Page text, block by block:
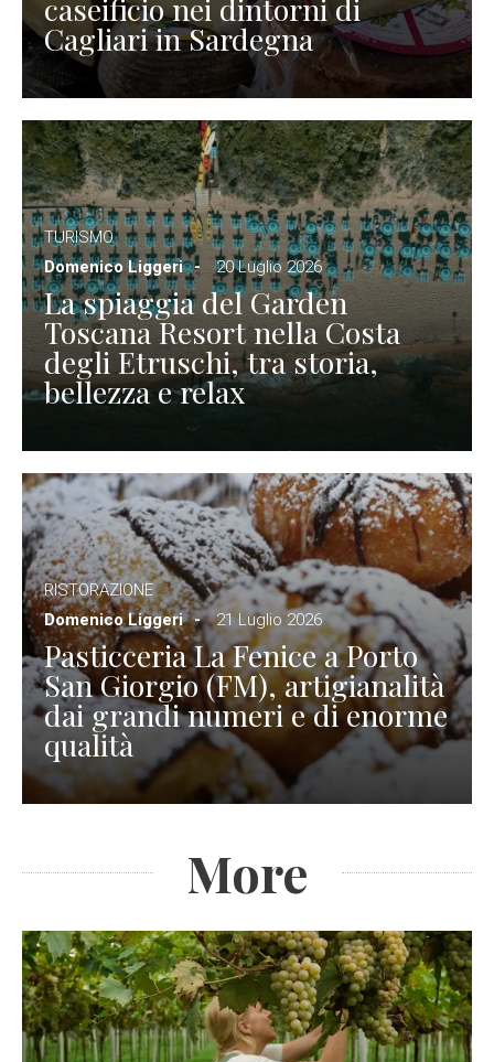
caseificio nei dintorni di
Cagliari in Sardegna
TURISMO
Domenico Liggeri
20 Luglio 2026
La spiaggia del Garden
Toscana Resort nella Costa
degli Etruschi, tra storia,
bellezza e relax
RISTORAZIONE
Domenico Liggeri
21 Luglio 2026
Pasticceria La Fenice a Porto
San Giorgio (FM), artigianalità
dai grandi numeri e di enorme
qualità
More